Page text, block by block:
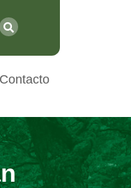
Contacto